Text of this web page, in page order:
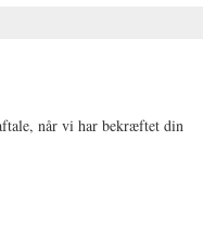
når vi har bekræftet din